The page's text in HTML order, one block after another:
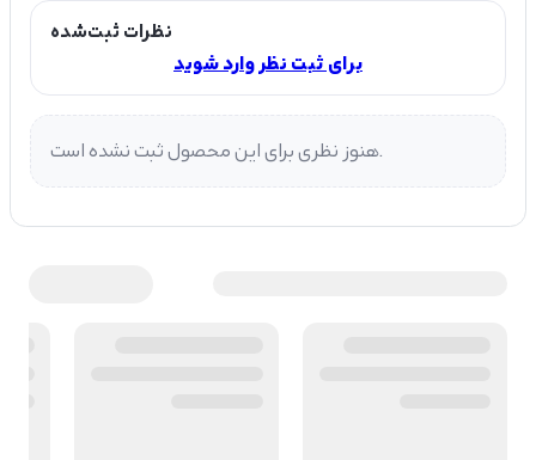
نظرات ثبت‌شده
برای ثبت نظر وارد شوید
هنوز نظری برای این محصول ثبت نشده است.